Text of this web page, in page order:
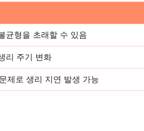
균형을 초래할 수 있음
리 주기 변화
제로 생리 지연 발생 가능